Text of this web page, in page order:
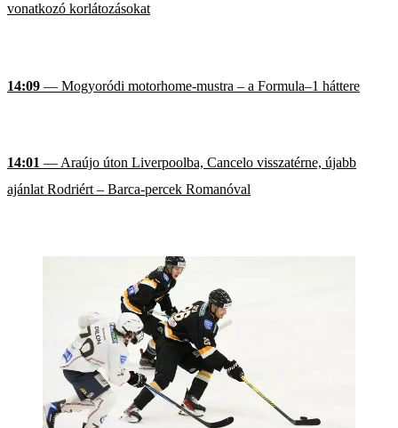
vonatkozó korlátozásokat
14:09 — Mogyoródi motorhome-mustra – a Formula–1 háttere
14:01 — Araújo úton Liverpoolba, Cancelo visszatérne, újabb
ajánlat Rodriért – Barca-percek Romanóval